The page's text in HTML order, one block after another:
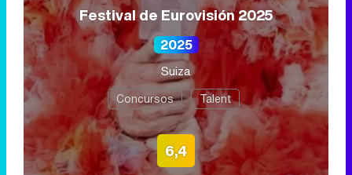
Festival de Eurovisión 2025
2025
Suiza
Concursos Talent
6,4